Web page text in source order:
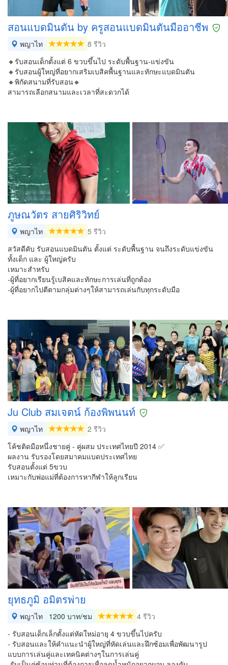
สอนแบดมินตัน by ครูสอนแบดมินตันมืออาชีพ
พญาไท
8 รีวิว
🔸รับสอนเด็กตั้งแต่ 6 ขวบขึ้นไป ระดับพื้นฐาน-แข่งขัน
🔸รับสอนผู้ใหญ่ที่อยากเสริมเบสิคพื้นฐานและทักษะแบดมินตัน
🔸พิกัดสนามที่รับสอน🔸
สามารถเลือกสนามและเวลาที่สะดวกได้
ภูษณวัตร สายศิริวิทย์
พญาไท
5 รีวิว
สวัสดีคับ รับสอนแบดมินตัน ตั้งแต่ ระดับพื้นฐาน จนถึงระดับแข่งขัน
ทั้งเด็ก และ ผู้ใหญ่ครับ
เหมาะสำหรับ
-ผู้ที่อยากเรียนรู้เบสิคและทักษะการเล่นที่ถูกต้อง
-ผู้ที่อยากไปตีตามกลุ่มต่างๆให้สามารถเล่นกับทุกระดับมือ
Ju Club สมเจตน์ ก้องพิพนนท์
พญาไท
2 รีวิว
โค้ชติดมือหนึ่งชายคู่ - คู่ผสม ประเทศไทยปี 2014 ✅
ผลงาน รับรองโดยสมาคมแบดประเทศไทย
รับสอนตั้งแต่ 5ขวบ
เหมาะกับพ่อแม่ที่ต้องการหากีฬาให้ลูกเรียน
ยุทธภูมิ อมิตรพ่าย
พญาไท 1200 บาท/ชม
4 รีวิว
- รับสอนเด็กเล็กตั้งแต่หัดใหม่อายุ 4 ขวบขึ้นไปครับ
- รับสอนและให้คำแนะนำผู้ใหญ่ที่หัดเล่นและฝึกซ้อมเพื่อพัฒนารูป
แบบการเล่นคู่และเทคนิคต่างๆในการเล่นคู่